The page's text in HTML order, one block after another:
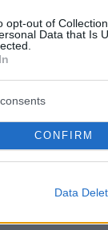
opt-out of
Data that Is
CONFIRM
Data
protothema.gr